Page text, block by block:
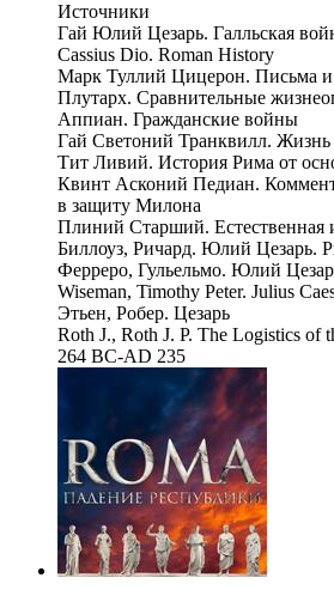
Источники
Гай Юлий Цезарь. Галльская
Cassius Dio. Roman History
Марк Туллий Цицерон. Письма и
Плутарх. Сравнительные
Аппиан. Гражданские войны
Гай Светоний Транквилл. Жизнь
Тит Ливий. История Рима от
Квинт Асконий Педиан.
в защиту Милона
Плиний Старший. Естественная
Биллоуз, Ричард. Юлий Цезарь.
Ферреро, Гульельмо. Юлий
Wiseman, Timothy Peter. Julius
Этьен, Робер. Цезарь
Roth J., Roth J. P. The Logistics of
264 BC-AD 235